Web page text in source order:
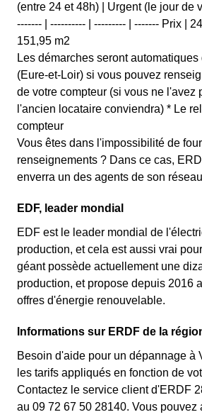
(entre 24 et 48h) | Urgent (le jour de
------- | ---------- | --------- | ------- Prix |
151,95 m2
Les démarches seront
(Eure-et-Loir) si vous pouvez
de votre compteur (si vous ne l'avez
l'ancien locataire conviendra) * Le
compteur
Vous êtes dans l'impossibilité de
renseignements ? Dans ce cas,
enverra un des agents de son
EDF, leader mondial
EDF est le leader mondial de
production, et cela est aussi vrai
géant possède actuellement une
production, et propose depuis 2016
offres d'énergie renouvelable.
Informations sur ERDF de la
Besoin d'aide pour un dépannage à
les tarifs appliqués en fonction de
Contactez le service client d'ERDF
au 09 72 67 50 28140. Vous pouvez